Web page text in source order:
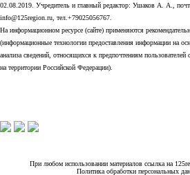
02.08.2019. Учредитель и главный редактор: Ушаков А. А.,
info@125region.ru, тел.+79025056767.
На информационном ресурсе (сайте) применяются
(информационные технологии предоставления информации на
анализа сведений, относящихся к предпочтениям
на территории Российской Федерации).
При любом использовании материалов ссылка на
Политика обработки персональных